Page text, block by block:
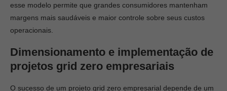
esse modelo permite que grandes consumidores mantenham
margens mais saudáveis e maior controle sobre seus custos
operacionais.
Dimensionamento e implementação de
projetos grid zero empresariais
O sucesso de um projeto grid zero empresarial depende de um